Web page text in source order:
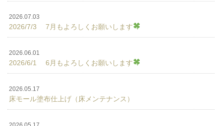
2026.07.03
2026/7/3 7月もよろしくお願いします
2026.06.01
2026/6/1 6月もよろしくお願いします
2026.05.17
床モール塗布仕上げ（床メンテナンス）